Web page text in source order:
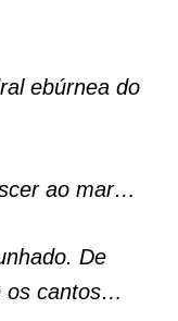
ebúrnea do
ao mar…
De
os cantos…